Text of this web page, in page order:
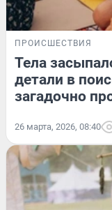
ПРОИСШЕСТВИЯ
Тела
детали в
загадочно
26 марта, 2026, 08:40